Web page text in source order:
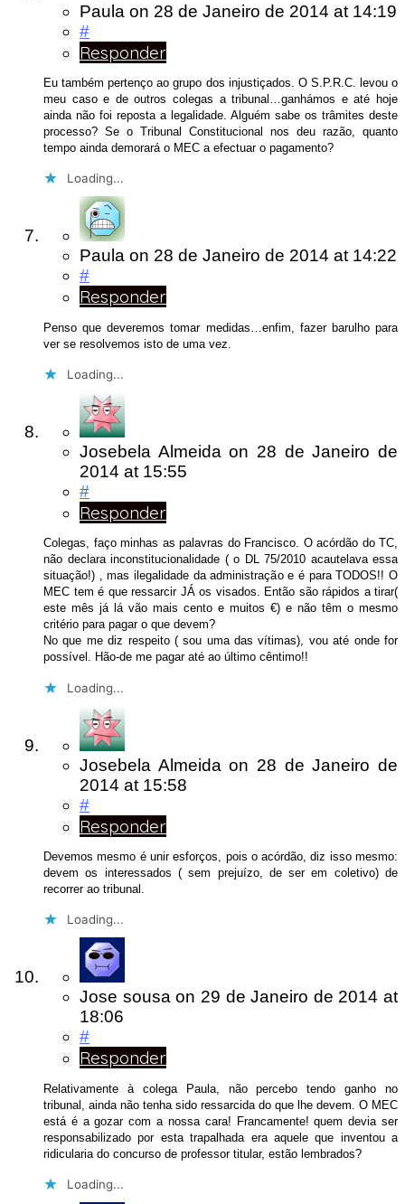
Paula on 28 de Janeiro de 2014 at 14:19
#
Responder
Eu também pertenço ao grupo dos injustiçados. O S.P.R.C. levou o
meu caso e de outros colegas a tribunal…ganhámos e até hoje
ainda não foi reposta a legalidade. Alguém sabe os trâmites deste
processo? Se o Tribunal Constitucional nos deu razão, quanto
tempo ainda demorará o MEC a efectuar o pagamento?
Loading...
Paula on 28 de Janeiro de 2014 at 14:22
#
Responder
Penso que deveremos tomar medidas…enfim, fazer barulho para
ver se resolvemos isto de uma vez.
Loading...
Josebela Almeida on 28 de Janeiro de
2014 at 15:55
#
Responder
Colegas, faço minhas as palavras do Francisco. O acórdão do TC,
não declara inconstitucionalidade ( o DL 75/2010 acautelava essa
situação!) , mas ilegalidade da administração e é para TODOS!! O
MEC tem é que ressarcir JÁ os visados. Então são rápidos a tirar(
este mês já lá vão mais cento e muitos €) e não têm o mesmo
critério para pagar o que devem?
No que me diz respeito ( sou uma das vítimas), vou até onde for
possível. Hão-de me pagar até ao último cêntimo!!
Loading...
Josebela Almeida on 28 de Janeiro de
2014 at 15:58
#
Responder
Devemos mesmo é unir esforços, pois o acórdão, diz isso mesmo:
devem os interessados ( sem prejuízo, de ser em coletivo) de
recorrer ao tribunal.
Loading...
Jose sousa on 29 de Janeiro de 2014 at
18:06
#
Responder
Relativamente à colega Paula, não percebo tendo ganho no
tribunal, ainda não tenha sido ressarcida do que lhe devem. O MEC
está é a gozar com a nossa cara! Francamente! quem devia ser
responsabilizado por esta trapalhada era aquele que inventou a
ridicularia do concurso de professor titular, estão lembrados?
Loading...